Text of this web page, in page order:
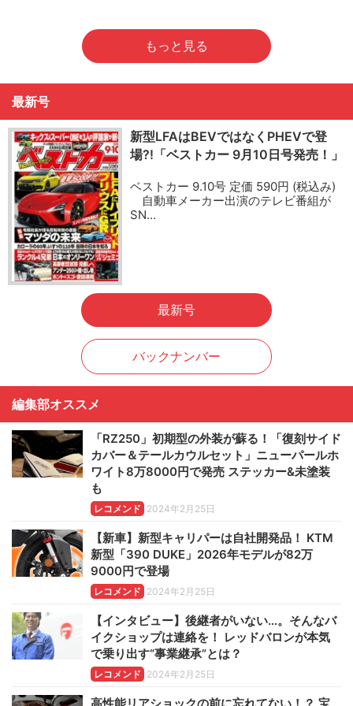
もっと見る
最新号
新型LFAはBEVではなくPHEVで登
場?!「ベストカー 9月10日号発売！」
ベストカー 9.10号 定価 590円 (税込み)
自動車メーカー出演のテレビ番組が
SN…
最新号
バックナンバー
編集部オススメ
「RZ250」初期型の外装が蘇る！「復刻サイド
カバー＆テールカウルセット」ニューパールホ
ワイト8万8000円で発売 ステッカー&未塗装
も
レコメンド 2024年2月25日
【新車】新型キャリパーは自社開発品！ KTM
新型「390 DUKE」2026年モデルが82万
9000円で登場
レコメンド 2024年2月25日
【インタビュー】後継者がいない…。そんなバ
イクショップは連絡を！ レッドバロンが本気
で乗り出す“事業継承”とは？
レコメンド 2024年2月25日